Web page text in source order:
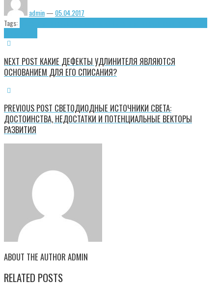
admin— 05.04.2017
Tags:
NEXT POST КАКИЕ ДЕФЕКТЫ УДЛИНИТЕЛЯ ЯВЛЯЮТСЯ
ОСНОВАНИЕМ ДЛЯ ЕГО СПИСАНИЯ?
PREVIOUS POST СВЕТОДИОДНЫЕ ИСТОЧНИКИ СВЕТА:
ДОСТОИНСТВА, НЕДОСТАТКИ И ПОТЕНЦИАЛЬНЫЕ ВЕКТОРЫ
РАЗВИТИЯ
ABOUT THE AUTHOR ADMIN
RELATED POSTS